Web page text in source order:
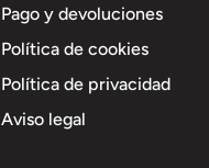
Pago y devoluciones
Política de cookies
Política de privacidad
Aviso legal